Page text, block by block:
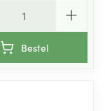
Bestel